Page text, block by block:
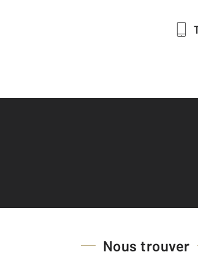
Nous trouver